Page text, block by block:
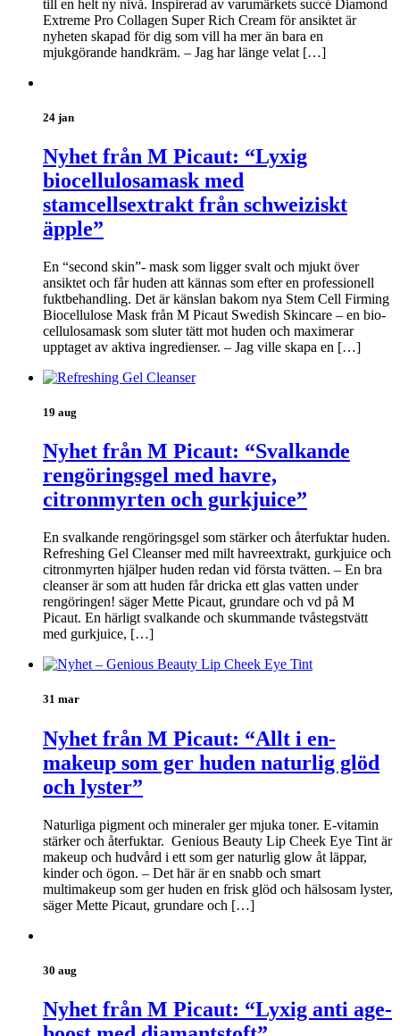
till en helt ny nivå. Inspirerad av varumärkets succé Diamond
Extreme Pro Collagen Super Rich Cream för ansiktet är
nyheten skapad för dig som vill ha mer än bara en
mjukgörande handkräm. – Jag har länge velat […]
24 jan
Nyhet från M Picaut: “Lyxig
biocellulosamask med
stamcellsextrakt från schweiziskt
äpple”
En “second skin”- mask som ligger svalt och mjukt över
ansiktet och får huden att kännas som efter en professionell
fuktbehandling. Det är känslan bakom nya Stem Cell Firming
Biocellulose Mask från M Picaut Swedish Skincare – en bio-
cellulosamask som sluter tätt mot huden och maximerar
upptaget av aktiva ingredienser. – Jag ville skapa en […]
19 aug
Nyhet från M Picaut: “Svalkande
rengöringsgel med havre,
citronmyrten och gurkjuice”
En svalkande rengöringsgel som stärker och återfuktar huden.
Refreshing Gel Cleanser med milt havreextrakt, gurkjuice och
citronmyrten hjälper huden redan vid första tvätten. – En bra
cleanser är som att huden får dricka ett glas vatten under
rengöringen! säger Mette Picaut, grundare och vd på M
Picaut. En härligt svalkande och skummande tvåstegstvätt
med gurkjuice, […]
31 mar
Nyhet från M Picaut: “Allt i en-
makeup som ger huden naturlig glöd
och lyster”
Naturliga pigment och mineraler ger mjuka toner. E-vitamin
stärker och återfuktar. Genious Beauty Lip Cheek Eye Tint är
makeup och hudvård i ett som ger naturlig glow åt läppar,
kinder och ögon. – Det här är en snabb och smart
multimakeup som ger huden en frisk glöd och hälsosam lyster,
säger Mette Picaut, grundare och […]
30 aug
Nyhet från M Picaut: “Lyxig anti age-